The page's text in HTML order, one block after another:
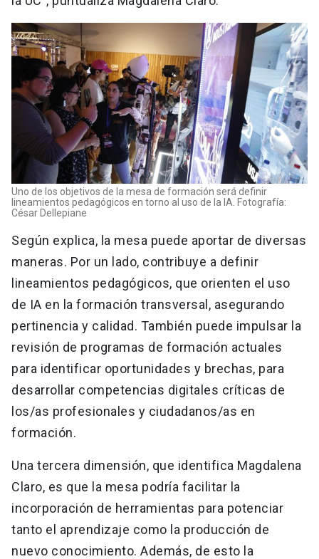
Uno de los objetivos de la mesa de formación será definir
lineamientos pedagógicos en torno al uso de la IA. Fotografía:
César Dellepiane
Según explica, la mesa puede aportar de diversas
maneras. Por un lado, contribuye a definir
lineamientos pedagógicos, que orienten el uso
de IA en la formación transversal, asegurando
pertinencia y calidad. También puede impulsar la
revisión de programas de formación actuales
para identificar oportunidades y brechas, para
desarrollar competencias digitales críticas de
los/as profesionales y ciudadanos/as en
formación.
Una tercera dimensión, que identifica Magdalena
Claro, es que la mesa podría facilitar la
incorporación de herramientas para potenciar
tanto el aprendizaje como la producción de
nuevo conocimiento. Además, de esto la